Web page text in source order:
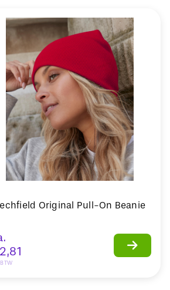
Original Pull-On Beanie
2,81